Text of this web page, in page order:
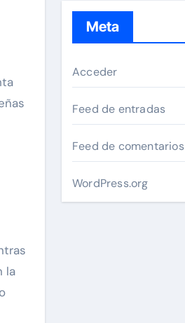
la
Meta
Acceder
Feed de entradas
Feed de comentarios
WordPress.org